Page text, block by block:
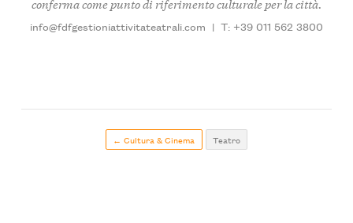
conferma come punto di riferimento culturale per la città.
info@fdfgestioniattivitateatrali.com | T: +39 011 562 3800
← Cultura & Cinema Teatro